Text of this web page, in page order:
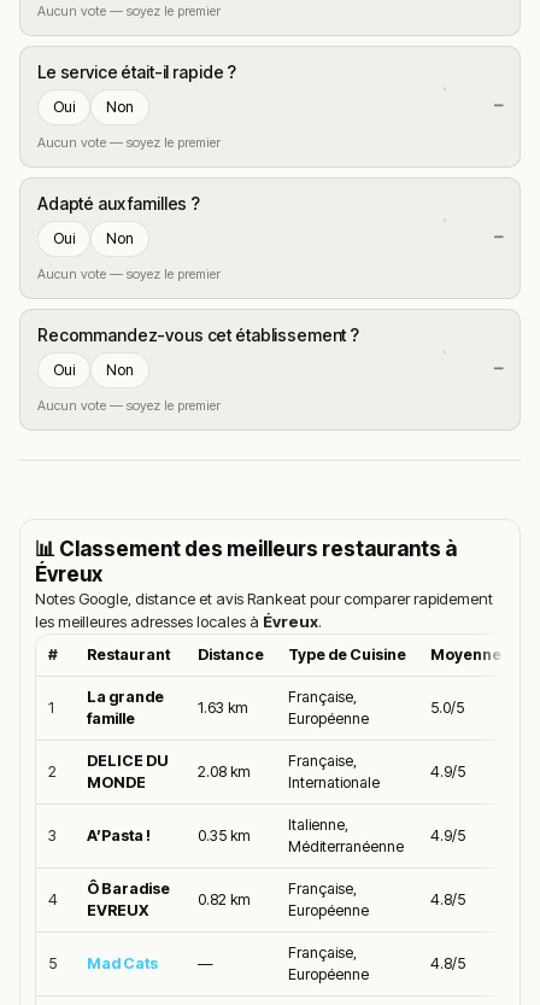
Aucun vote — soyez le premier
Le service était-il rapide ?
Oui Non
Aucun vote — soyez le premier
—
Adapté aux familles ?
Oui Non
Aucun vote — soyez le premier
—
Recommandez-vous cet établissement ?
Oui Non
Aucun vote — soyez le premier
—
📊 Classement des meilleurs restaurants à
Évreux
Notes Google, distance et avis Rankeat pour comparer rapidement
les meilleures adresses locales à Évreux.
# Restaurant Distance Type de Cuisine Moyenne
1
La grande
famille
1.63 km
Française,
Européenne
5.0/5
2
DELICE DU
MONDE
2.08 km
Française,
Internationale
4.9/5
3 A’Pasta ! 0.35 km
Italienne,
Méditerranéenne
4.9/5
4
Ô Baradise
EVREUX
0.82 km
Française,
Européenne
4.8/5
5 Mad Cats —
Française,
Européenne
4.8/5